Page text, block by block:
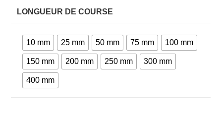
LONGUEUR DE COURSE
10 mm 25 mm 50 mm 75 mm 100 mm
150 mm 200 mm 250 mm 300 mm
400 mm